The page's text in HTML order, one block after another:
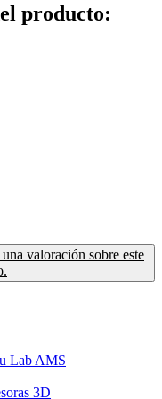
producto:
valoración sobre este
Lab AMS
3D